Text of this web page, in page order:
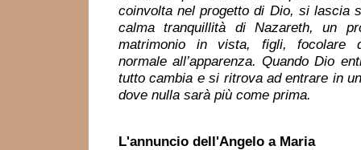
coinvolta nel progetto di Dio, si lascia
calma tranquillità di Nazareth, un
matrimonio in vista, figli, focolare
normale all’apparenza. Quando Dio
tutto cambia e si ritrova ad entrare in
dove nulla sarà più come prima.
L'annuncio dell'Angelo a Maria